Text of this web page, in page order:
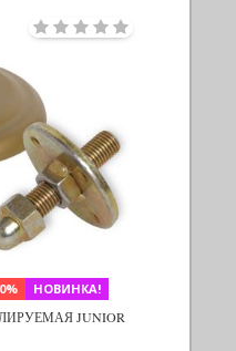
НОВИНКА!
JUNIOR